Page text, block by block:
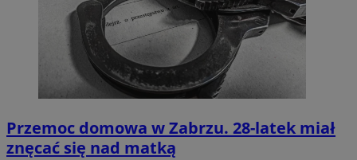
Przemoc domowa w Zabrzu. 28-latek miał
znęcać się nad matką